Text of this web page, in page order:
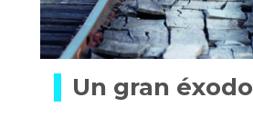
Un gran éxodo